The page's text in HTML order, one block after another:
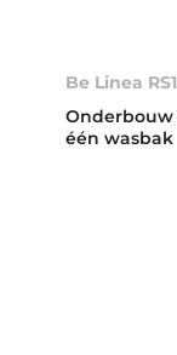
Be Linea
Onderbouw
één wasbak